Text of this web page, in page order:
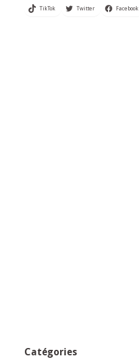
TikTok Twitter Facebook
Catégories